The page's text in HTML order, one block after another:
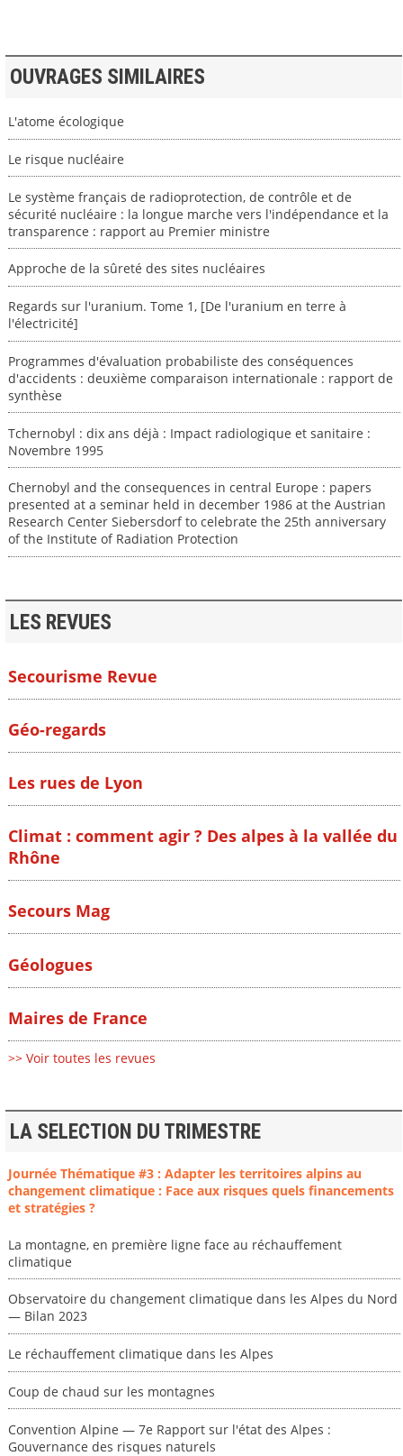
OUVRAGES SIMILAIRES
L'atome écologique
Le risque nucléaire
Le système français de radioprotection, de contrôle et de
sécurité nucléaire : la longue marche vers l'indépendance et la
transparence : rapport au Premier ministre
Approche de la sûreté des sites nucléaires
Regards sur l'uranium. Tome 1, [De l'uranium en terre à
l'électricité]
Programmes d'évaluation probabiliste des conséquences
d'accidents : deuxième comparaison internationale : rapport de
synthèse
Tchernobyl : dix ans déjà : Impact radiologique et sanitaire :
Novembre 1995
Chernobyl and the consequences in central Europe : papers
presented at a seminar held in december 1986 at the Austrian
Research Center Siebersdorf to celebrate the 25th anniversary
of the Institute of Radiation Protection
LES REVUES
Secourisme Revue
Géo-regards
Les rues de Lyon
Climat : comment agir ? Des alpes à la vallée du
Rhône
Secours Mag
Géologues
Maires de France
>> Voir toutes les revues
LA SELECTION DU TRIMESTRE
Journée Thématique #3 : Adapter les territoires alpins au
changement climatique : Face aux risques quels financements
et stratégies ?
La montagne, en première ligne face au réchauffement
climatique
Observatoire du changement climatique dans les Alpes du Nord
— Bilan 2023
Le réchauffement climatique dans les Alpes
Coup de chaud sur les montagnes
Convention Alpine — 7e Rapport sur l'état des Alpes :
Gouvernance des risques naturels